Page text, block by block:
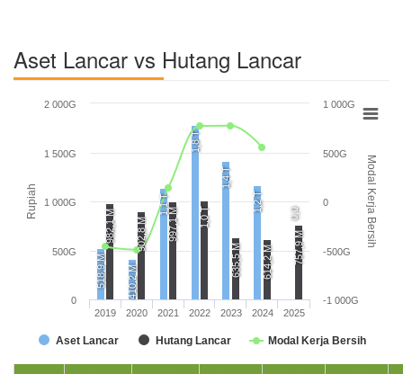
Aset Lancar vs Hutang Lancar
Rupiah Modal Kerja Bersih
518,9 M 410,2 M
1,1 T
1,8 T
1,4 T
1,2 T
0,0
982,1 M 902,8 M 997,1 M 1,0 T
635,5 M 614,2 M 757,9 M
Aset Lancar Hutang Lancar Modal Kerja Bersih
2019 2020 2021 2022 2023 2024 2025
0
500G
1 000G
1 500G
2 000G
-1 000G
-500G
0
500G
1 000G